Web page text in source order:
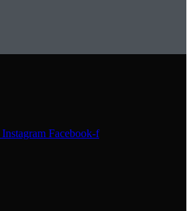
Instagram Facebook-f